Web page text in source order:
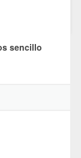
sencillo